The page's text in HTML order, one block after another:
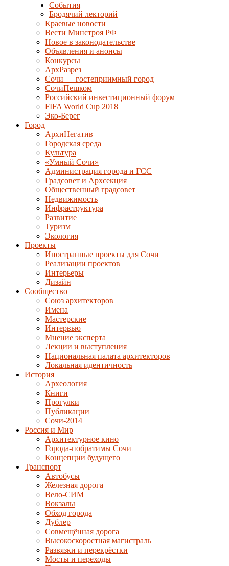
События
Бродячий лекторий
Краевые новости
Вести Минстроя РФ
Новое в законодательстве
Объявления и анонсы
Конкурсы
АрхРазрез
Сочи — гостеприимный город
СочиПешком
Российский инвестиционный форум
FIFA World Cup 2018
Эко-Берег
Город
АрхиНегатив
Городская среда
Культура
«Умный Сочи»
Администрация города и ГСС
Градсовет и Архсекция
Общественный градсовет
Недвижимость
Инфраструктура
Развитие
Туризм
Экология
Проекты
Иностранные проекты для Сочи
Реализации проектов
Интерьеры
Дизайн
Сообщество
Союз архитекторов
Имена
Мастерские
Интервью
Мнение эксперта
Лекции и выступления
Национальная палата архитекторов
Локальная идентичность
История
Археология
Книги
Прогулки
Публикации
Сочи-2014
Россия и Мир
Архитектурное кино
Города-побратимы Сочи
Концепции будущего
Транспорт
Автобусы
Железная дорога
Вело-СИМ
Вокзалы
Обход города
Дублер
Совмещённая дорога
Высокоскоростная магистраль
Развязки и перекрёстки
Мосты и переходы